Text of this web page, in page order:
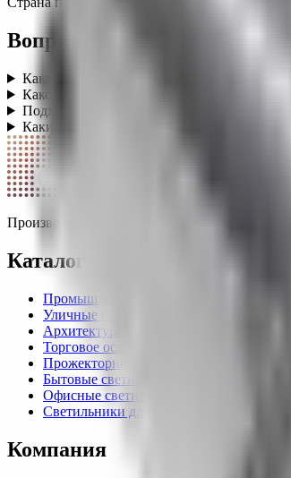
Вопросы о категории
Какой класс защиты у промышленных
Какой срок службы у промышленных LED-
Подходят ли промышленные светильники
Какие нормы освещённости действуют
СПЕКТР
Производство светодиодных светильников
Каталог
Промышленные светильники
Уличные светильники
Архитектурные светильники
Торговое освещение
Прожекторное освещение
Бытовые светильники
Офисные светильники
Светильники для ферм и растений
Компания